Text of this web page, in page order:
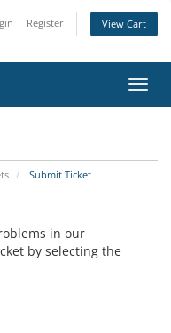
Register View Cart
Submit Ticket
in our
by selecting the